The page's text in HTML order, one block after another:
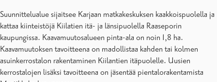
Suunnittelualue sijaitsee Karjaan matkakeskuksen kaakkoispuolella ja
kattaa kiinteistöjä Kiilatien itä- ja länsipuolella Raaseporin
kaupungissa. Kaavamuutosalueen pinta-ala on noin 1,8 ha.
Kaavamuutoksen tavoitteena on madollistaa kahden tai kolmen
asuinkerrostalon rakentaminen Kiilantien itäpuolelle. Uusien
kerrostalojen lisäksi tavoitteena on jäsentää pientalorakentamista